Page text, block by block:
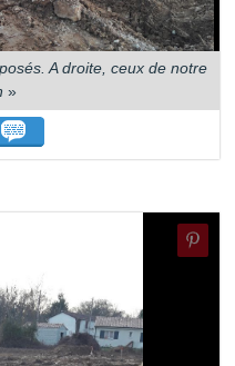
A droite, ceux de notre
»